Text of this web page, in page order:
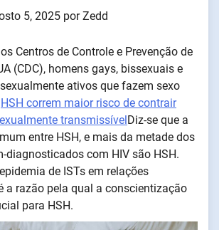
5, 2025 porZedd
Centros de Controle e Prevenção de
(CDC), homens gays, bissexuais e
ativos que fazem sexo
HSH correm maior risco de contrair
transmissívelDiz-se que a
entre HSH, e mais da metade dos
diagnosticados com HIV são HSH.
de ISTs em relações
a razão pela qual a conscientização
para HSH.